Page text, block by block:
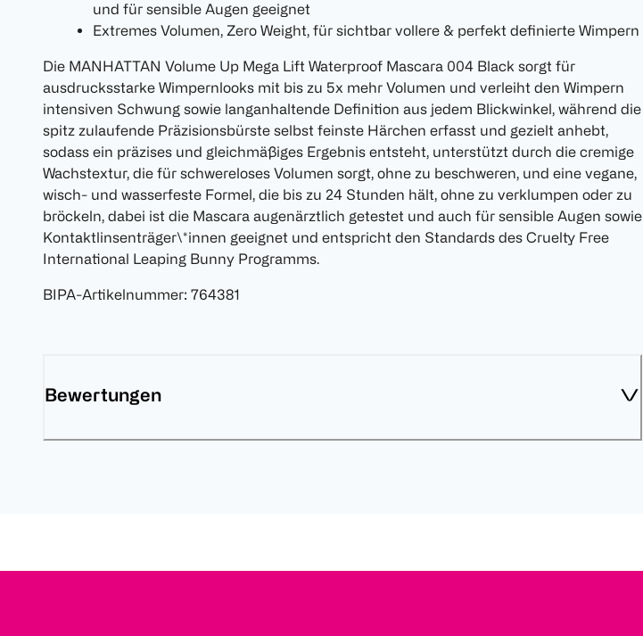
und für sensible Augen geeignet
Extremes Volumen, Zero Weight, für sichtbar vollere & perfekt definierte Wimpern
Die MANHATTAN Volume Up Mega Lift Waterproof Mascara 004 Black sorgt für
ausdrucksstarke Wimpernlooks mit bis zu 5x mehr Volumen und verleiht den Wimpern
intensiven Schwung sowie langanhaltende Definition aus jedem Blickwinkel, während die
spitz zulaufende Präzisionsbürste selbst feinste Härchen erfasst und gezielt anhebt,
sodass ein präzises und gleichmäßiges Ergebnis entsteht, unterstützt durch die cremige
Wachstextur, die für schwereloses Volumen sorgt, ohne zu beschweren, und eine vegane,
wisch- und wasserfeste Formel, die bis zu 24 Stunden hält, ohne zu verklumpen oder zu
bröckeln, dabei ist die Mascara augenärztlich getestet und auch für sensible Augen sowie
Kontaktlinsenträger\*innen geeignet und entspricht den Standards des Cruelty Free
International Leaping Bunny Programms.
BIPA-Artikelnummer: 764381
Bewertungen